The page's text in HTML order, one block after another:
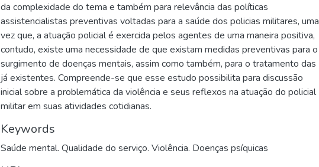
da complexidade do tema e também para relevância das políticas
assistencialistas preventivas voltadas para a saúde dos policias militares, uma
vez que, a atuação policial é exercida pelos agentes de uma maneira positiva,
contudo, existe uma necessidade de que existam medidas preventivas para o
surgimento de doenças mentais, assim como também, para o tratamento das
já existentes. Compreende-se que esse estudo possibilita para discussão
inicial sobre a problemática da violência e seus reflexos na atuação do policial
militar em suas atividades cotidianas.
Keywords
Saúde mental. Qualidade do serviço. Violência. Doenças psíquicas